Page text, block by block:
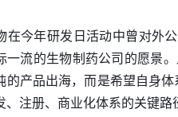
在今年研发日活动中曾对外
一流的生物制药公司的愿景
的产品出海，而是希望自身
、注册、商业化体系的关键路